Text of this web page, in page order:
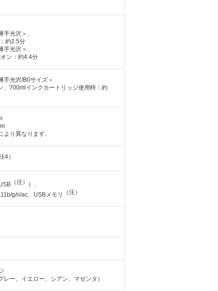
光沢＞、
約2.5分
光沢＞、
ン：約4.4分
手光沢/B0サイズ＞
700mlインクカートリッジ使用時：約
り異なります。
4）
（注）
）、
g/n/ac、USBメモリ
（注）
ー、イエロー、シアン、マゼンタ）